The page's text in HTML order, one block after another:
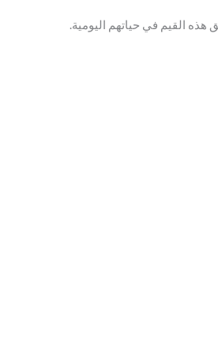
القيم في حياتهم اليومية.